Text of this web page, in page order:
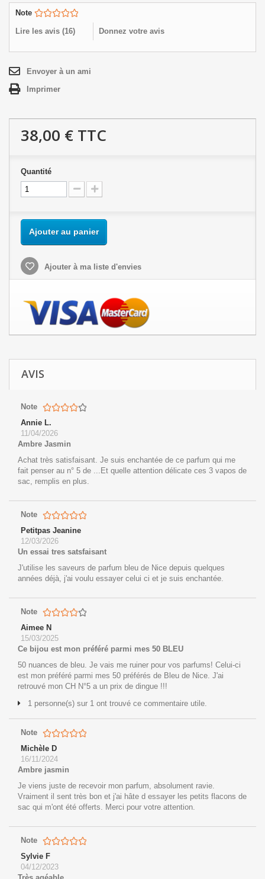
Note
Lire les avis (16) Donnez votre avis
Envoyer à un ami
Imprimer
38,00 € TTC
Quantité
Ajouter au panier
Ajouter à ma liste d'envies
AVIS
Note
Annie L.
11/04/2026
Ambre Jasmin
Achat très satisfaisant. Je suis enchantée de ce parfum qui me
fait penser au n° 5 de ...Et quelle attention délicate ces 3 vapos de
sac, remplis en plus.
Note
Petitpas Jeanine
12/03/2026
Un essai tres satsfaisant
J'utilise les saveurs de parfum bleu de Nice depuis quelques
années déjà, j'ai voulu essayer celui ci et je suis enchantée.
Note
Aimee N
15/03/2025
Ce bijou est mon préféré parmi mes 50 BLEU
50 nuances de bleu. Je vais me ruiner pour vos parfums! Celui-ci
est mon préféré parmi mes 50 préférés de Bleu de Nice. J'ai
retrouvé mon CH N°5 a un prix de dingue !!!
1 personne(s) sur 1 ont trouvé ce commentaire utile.
Note
Michèle D
16/11/2024
Ambre jasmin
Je viens juste de recevoir mon parfum, absolument ravie.
Vraiment il sent très bon et j'ai hâte d essayer les petits flacons de
sac qui m'ont été offerts. Merci pour votre attention.
Note
Sylvie F
04/12/2023